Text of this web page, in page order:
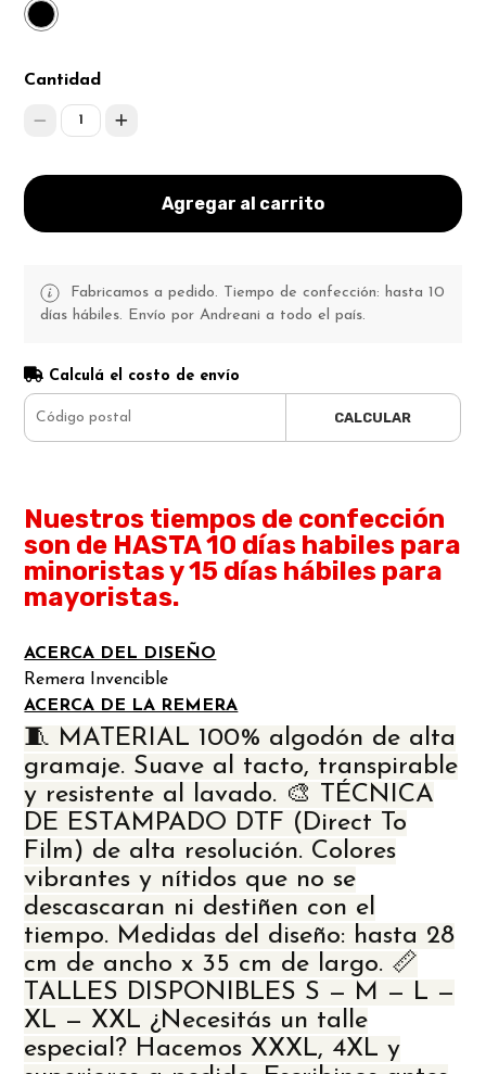
Cantidad
1
Agregar al carrito
Fabricamos a pedido. Tiempo de confección: hasta 10
días hábiles. Envío por Andreani a todo el país.
Calculá el costo de envío
CALCULAR
Nuestros tiempos de confección
son de HASTA 10 días habiles para
minoristas y 15 días hábiles para
mayoristas.
ACERCA DEL DISEÑO
Remera Invencible
ACERCA DE LA REMERA
🧵 MATERIAL 100% algodón de alta
gramaje. Suave al tacto, transpirable
y resistente al lavado. 🎨 TÉCNICA
DE ESTAMPADO DTF (Direct To
Film) de alta resolución. Colores
vibrantes y nítidos que no se
descascaran ni destiñen con el
tiempo. Medidas del diseño: hasta 28
cm de ancho x 35 cm de largo. 📏
TALLES DISPONIBLES S — M — L —
XL — XXL ¿Necesitás un talle
especial? Hacemos XXXL, 4XL y